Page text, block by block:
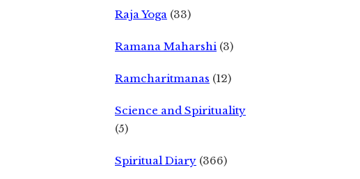
Raja Yoga (33)
Ramana Maharshi (3)
Ramcharitmanas (12)
Science and Spirituality
(5)
Spiritual Diary (366)